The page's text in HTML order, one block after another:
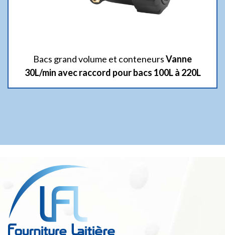
Bacs grand volume et conteneursVanne
30L/min avec raccord pour bacs 100L à 220L